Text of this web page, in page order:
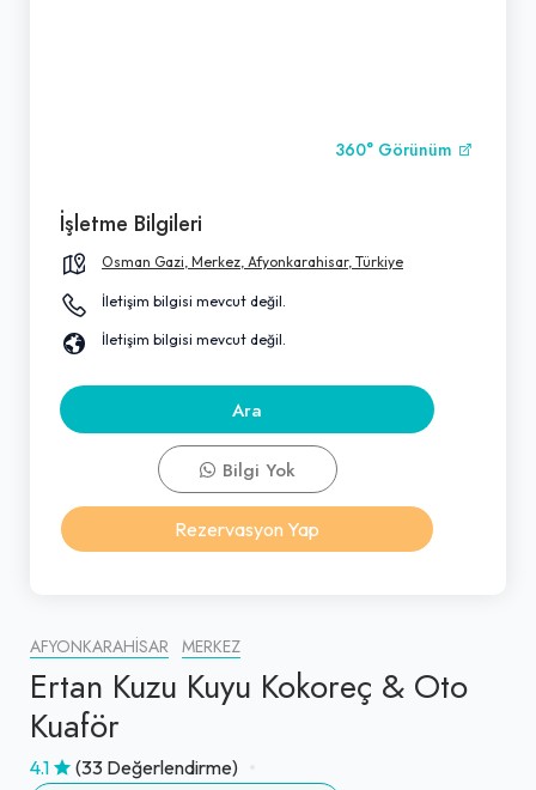
AFYONKARAHISAR MERKEZ
Ertan Kuzu Kuyu Kokoreç & Oto
Kuaför
4.1 (33 Değerlendirme)
360° Görünüm
İşletme Bilgileri
Osman Gazi, Merkez, Afyonkarahisar, Türkiye
İletişim bilgisi mevcut değil.
İletişim bilgisi mevcut değil.
Ara
Bilgi Yok
Rezervasyon Yap